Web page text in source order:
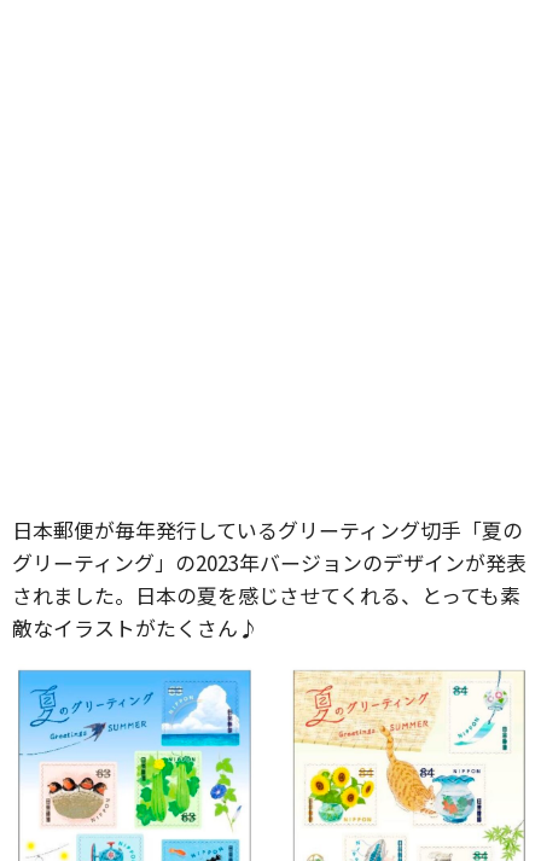
日本郵便が毎年発行しているグリーティング切手「夏の
グリーティング」の2023年バージョンのデザインが発表
されました。日本の夏を感じさせてくれる、とっても素
敵なイラストがたくさん♪